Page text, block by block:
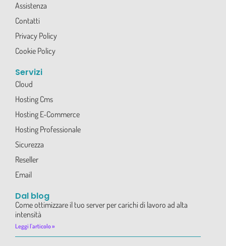
Assistenza
Contatti
Privacy Policy
Cookie Policy
Servizi
Cloud
Hosting Cms
Hosting E-Commerce
Hosting Professionale
Sicurezza
Reseller
Email
Dal blog
Come ottimizzare il tuo server per carichi di lavoro ad alta
intensità
Leggi l'articolo »